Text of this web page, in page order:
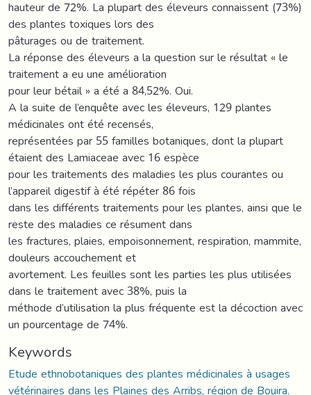
hauteur de 72%. La plupart des éleveurs connaissent (73%)
des plantes toxiques lors des
pâturages ou de traitement.
La réponse des éleveurs a la question sur le résultat « le
traitement a eu une amélioration
pour leur bétail » a été a 84,52%. Oui.
A la suite de l’enquête avec les éleveurs, 129 plantes
médicinales ont été recensés,
représentées par 55 familles botaniques, dont la plupart
étaient des Lamiaceae avec 16 espèce
pour les traitements des maladies les plus courantes ou
l’appareil digestif à été répéter 86 fois
dans les différents traitements pour les plantes, ainsi que le
reste des maladies ce résument dans
les fractures, plaies, empoisonnement, respiration, mammite,
douleurs accouchement et
avortement. Les feuilles sont les parties les plus utilisées
dans le traitement avec 38%, puis la
méthode d’utilisation la plus fréquente est la décoction avec
un pourcentage de 74%.
Keywords
Etude ethnobotaniques des plantes médicinales à usages
vétérinaires dans les Plaines des Arribs, région de Bouira.